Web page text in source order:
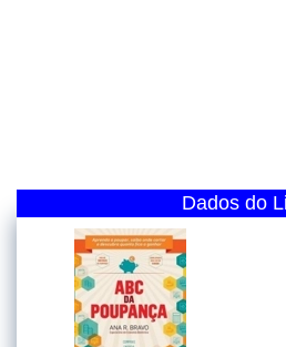
Dados do